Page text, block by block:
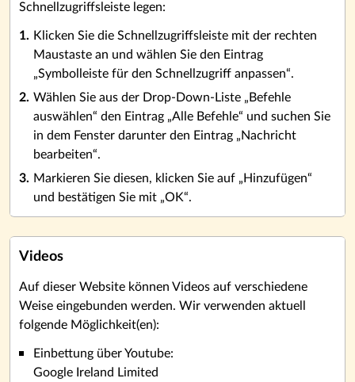
Schnellzugriffsleiste legen:
Klicken Sie die Schnellzugriffsleiste mit der rechten
Maustaste an und wählen Sie den Eintrag
„Symbolleiste für den Schnellzugriff anpassen“.
Wählen Sie aus der Drop-Down-Liste „Befehle
auswählen“ den Eintrag „Alle Befehle“ und suchen Sie
in dem Fenster darunter den Eintrag „Nachricht
bearbeiten“.
Markieren Sie diesen, klicken Sie auf „Hinzufügen“
und bestätigen Sie mit „OK“.
Videos
Auf dieser Website können Videos auf verschiedene
Weise eingebunden werden. Wir verwenden aktuell
folgende Möglichkeit(en):
Einbettung über Youtube:
Google Ireland Limited